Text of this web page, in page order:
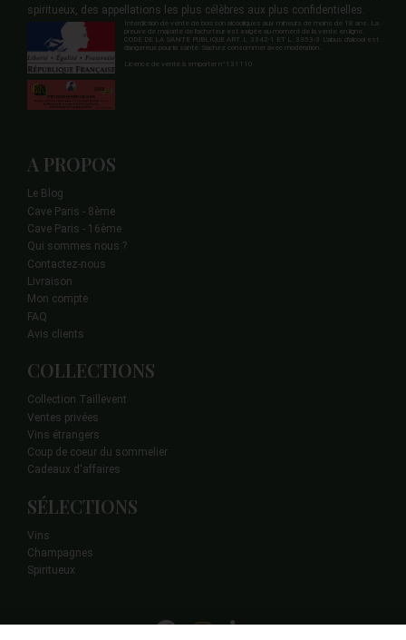
spiritueux, des appellations les plus célèbres aux plus confidentielles.
Interdiction de vente de boisson alcooliques aux mineurs de moins de 18 ans. La
preuve de majorité de l'acheteur est exigée au moment de la vente en ligne.
CODE DE LA SANTE PUBLIQUE ART. L 3342-1 ET L. 3353-3 L'abus d'alcool est
dangereux pour la santé. Sachez consommer avec modération.
Licence de vente à emporter n°131110.
A PROPOS
Le Blog
Cave Paris - 8ème
Cave Paris - 16ème
Qui sommes nous ?
Contactez-nous
Livraison
Mon compte
FAQ
Avis clients
COLLECTIONS
Collection Taillevent
Ventes privées
Vins étrangers
Coup de coeur du sommelier
Cadeaux d'affaires
SÉLECTIONS
Vins
Champagnes
Spiritueux